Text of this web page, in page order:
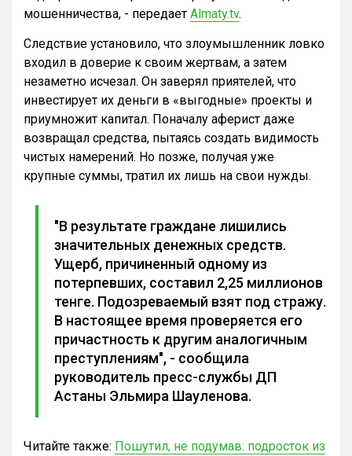
мошенничества, - передает Almaty.tv.
Следствие установило, что злоумышленник ловко
входил в доверие к своим жертвам, а затем
незаметно исчезал. Он заверял приятелей, что
инвестирует их деньги в «выгодные» проекты и
приумножит капитал. Поначалу аферист даже
возвращал средства, пытаясь создать видимость
чистых намерений. Но позже, получая уже
крупные суммы, тратил их лишь на свои нужды.
"В результате граждане лишились
значительных денежных средств.
Ущерб, причиненный одному из
потерпевших, составил 2,25 миллионов
тенге. Подозреваемый взят под стражу.
В настоящее время проверяется его
причастность к другим аналогичным
преступлениям", - сообщила
руководитель пресс-службы ДП
Астаны Эльмира Шауленова.
Читайте также: Пошутил, не подумав: подросток из